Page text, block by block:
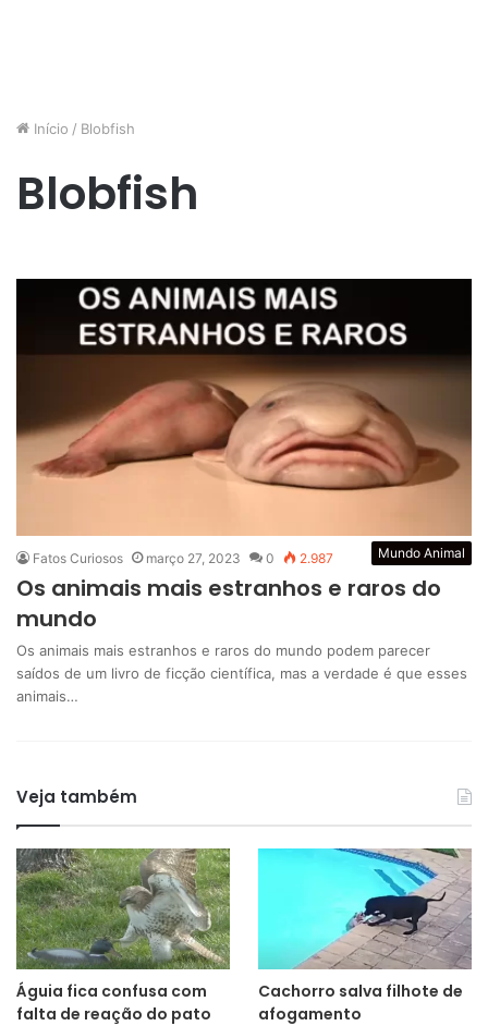
Início / Blobfish
Blobfish
Mundo Animal
Fatos Curiosos março 27, 2023 0 2.987
Os animais mais estranhos e raros do
mundo
Os animais mais estranhos e raros do mundo podem parecer
saídos de um livro de ficção científica, mas a verdade é que esses
animais…
Veja também
Águia fica confusa com
falta de reação do pato
Cachorro salva filhote de
afogamento